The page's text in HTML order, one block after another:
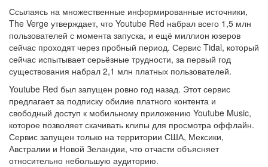
Ссылаясь на множественные информированные источники,
The Verge утверждает, что Youtube Red набрал всего 1,5 млн
пользователей с момента запуска, и ещё миллион юзеров
сейчас проходят через пробный период. Сервис Tidal, который
сейчас испытывает серьёзные трудности, за первый год
существования набрал 2,1 млн платных пользователей.
Youtube Red был запущен ровно год назад. Этот сервис
предлагает за подписку обилие платного контента и
свободный доступ к мобильному приложению Youtube Music,
которое позволяет скачивать клипы для просмотра оффлайн.
Сервис запущен только на территории США, Мексики,
Австралии и Новой Зеландии, что отчасти объясняет
относительно небольшую аудиторию.